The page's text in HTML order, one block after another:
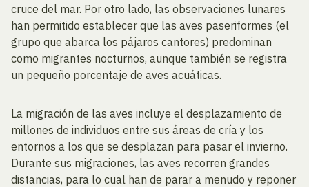
cruce del mar. Por otro lado, las observaciones lunares
han permitido establecer que las aves paseriformes (el
grupo que abarca los pájaros cantores) predominan
como migrantes nocturnos, aunque también se registra
un pequeño porcentaje de aves acuáticas.
La migración de las aves incluye el desplazamiento de
millones de individuos entre sus áreas de cría y los
entornos a los que se desplazan para pasar el invierno.
Durante sus migraciones, las aves recorren grandes
distancias, para lo cual han de parar a menudo y reponer